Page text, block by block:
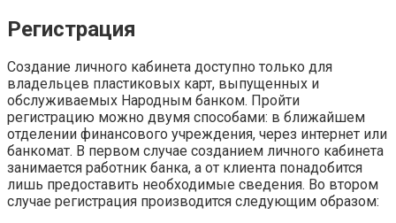
Регистрация
Создание личного кабинета доступно только для
владельцев пластиковых карт, выпущенных и
обслуживаемых Народным банком. Пройти
регистрацию можно двумя способами: в ближайшем
отделении финансового учреждения, через интернет или
банкомат. В первом случае созданием личного кабинета
занимается работник банка, а от клиента понадобится
лишь предоставить необходимые сведения. Во втором
случае регистрация производится следующим образом: